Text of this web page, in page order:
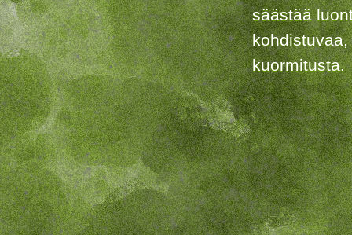
säästää
kuormitusta.